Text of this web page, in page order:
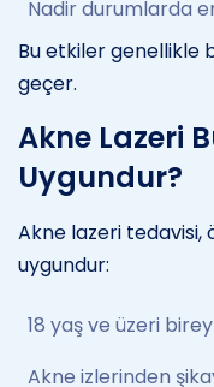
Nadir durumlarda
Bu etkiler genellikle
geçer.
Akne Lazeri
Uygundur?
Akne lazeri tedavisi,
uygundur:
18 yaş ve üzeri
Akne izlerinden